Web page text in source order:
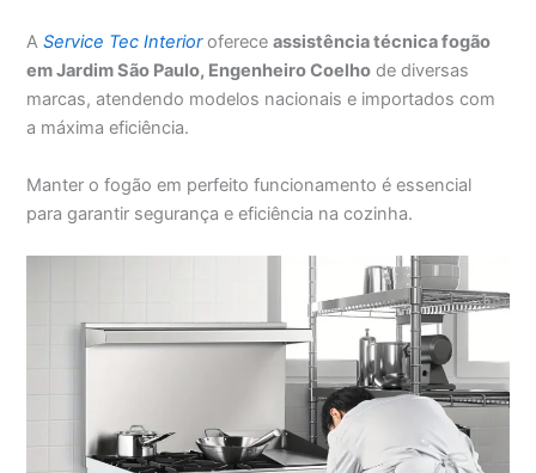
AService Tec Interiorofereceassistência técnica fogão
em Jardim São Paulo, Engenheiro Coelho de diversas
marcas, atendendo modelos nacionais e importados com
a máxima eficiência.
Manter o fogão em perfeito funcionamento é essencial
para garantir segurança e eficiência na cozinha.